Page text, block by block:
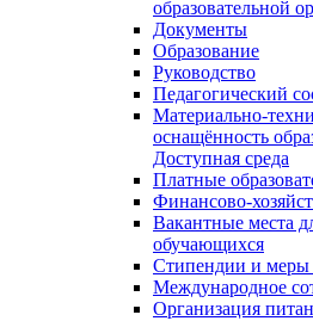
образовательной
Документы
Образование
Руководство
Педагогический
Материально-
оснащённость
Доступная среда
Платные
Финансово-
Вакантные места
обучающихся
Стипендии и меры
Международное
Организация